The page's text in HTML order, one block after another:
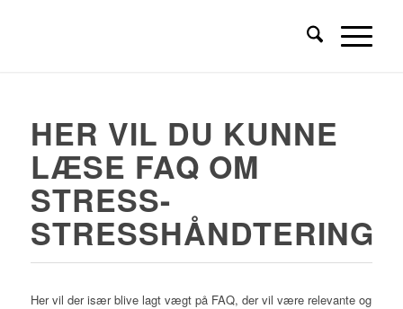
HER VIL DU KUNNE
LÆSE FAQ OM
STRESS-
STRESSHÅNDTERING
Her vil der især blive lagt vægt på FAQ, der vil være relevante og